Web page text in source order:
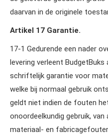
daarvan in de originele
Artikel 17 Garantie.
17‑1 Gedurende een nader
levering verleent
schriftelijk garantie voor
welke bij normaal gebruik
geldt niet indien de fouten
onoordeelkundig gebruik,
materiaal‑ en